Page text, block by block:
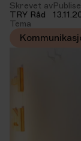
Skrevet av
TRY Råd
Tema